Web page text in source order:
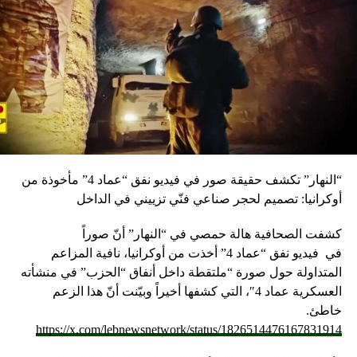
“النهار” تكشف حقيقة صور في فيديو نفق “عماد 4” مأخوذة من
أوكرانيا: تصميم لحجر صناعي فنّي تزييني في الداخل
كشفت الصحافية هالة حمصي في “النهار” أنّ صوراً
في فيديو
نفق “عماد 4” أخذت من أوكرانيا، نافية المزاعم
المتداولة حول صورة “ملتقطة داخل أنفاق “الحزب” في منشأته
العسكرية عماد 4″، التي كشفها أخيراً وبيّنت أنّ هذا الزعم
خاطئ.
https://x.com/lebnewsnetwork/status/1826514476167831914